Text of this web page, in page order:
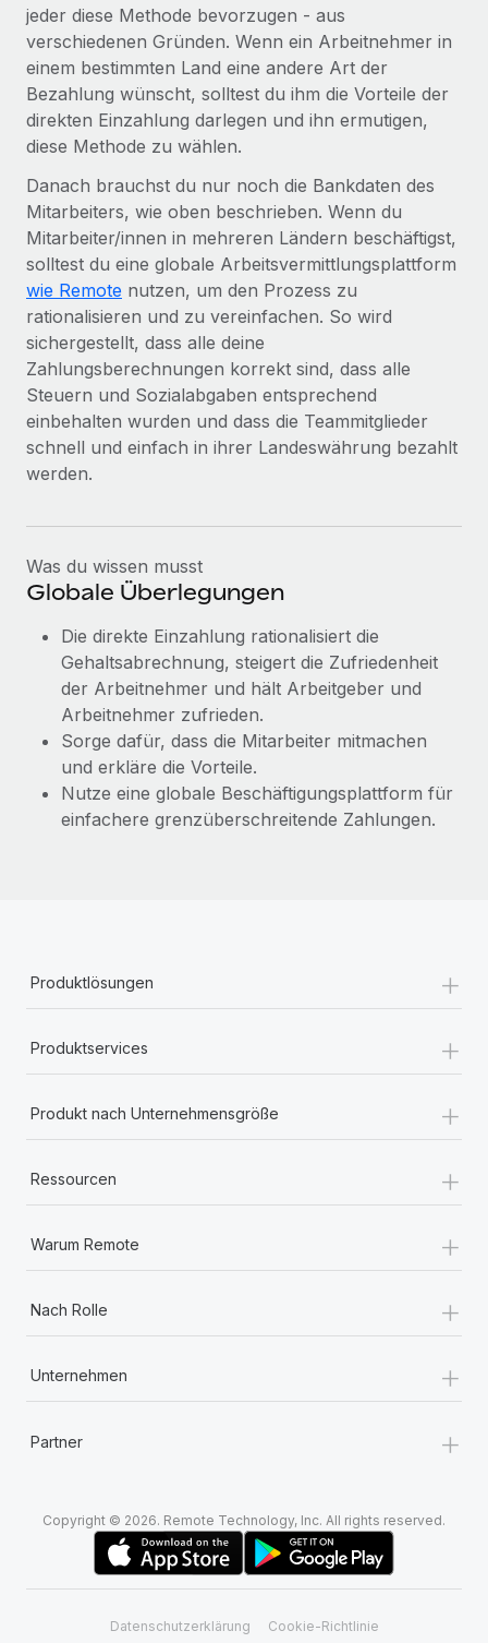
Wie Phiture 55 Mitarbeiter:innen in 19 Ländern
mit Remote verwaltet
Phiture ist der unumstrittene Marktführer im Bereich der
Wachstumsberatung für mobile Apps. Das...
Mehr erfahren
jeder diese Methode bevorzugen - aus
verschiedenen Gründen. Wenn ein Arbeitnehmer in
einem bestimmten Land eine andere Art der
Bezahlung wünscht, solltest du ihm die Vorteile der
direkten Einzahlung darlegen und ihn ermutigen,
diese Methode zu wählen.
Danach brauchst du nur noch die Bankdaten des
Mitarbeiters, wie oben beschrieben. Wenn du
Mitarbeiter/innen in mehreren Ländern beschäftigst,
solltest du eine globale Arbeitsvermittlungsplattform
wie Remote nutzen, um den Prozess zu
rationalisieren und zu vereinfachen. So wird
sichergestellt, dass alle deine
Zahlungsberechnungen korrekt sind, dass alle
Steuern und Sozialabgaben entsprechend
einbehalten wurden und dass die Teammitglieder
schnell und einfach in ihrer Landeswährung bezahlt
werden.
Was du wissen musst
Globale Überlegungen
Die direkte Einzahlung rationalisiert die
Gehaltsabrechnung, steigert die Zufriedenheit
der Arbeitnehmer und hält Arbeitgeber und
Arbeitnehmer zufrieden.
Sorge dafür, dass die Mitarbeiter mitmachen
und erkläre die Vorteile.
Nutze eine globale Beschäftigungsplattform für
einfachere grenzüberschreitende Zahlungen.
Produktlösungen +
Produktservices +
Produkt nach Unternehmensgröße +
Ressourcen +
Warum Remote +
Nach Rolle +
Unternehmen +
Partner +
Copyright © 2026. Remote Technology, Inc. All rights reserved.
Datenschutzerklärung Cookie-Richtlinie